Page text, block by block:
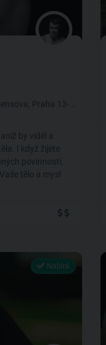
Praha 13-Stodůlky
by viděl a
I když žijete
povinností,
tělo a mysl
Nabírá